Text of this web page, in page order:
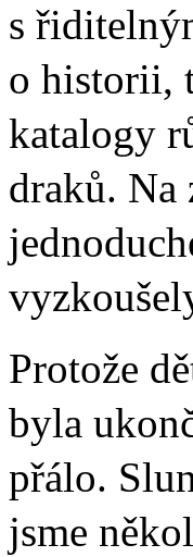
s
o historii,
katalogy
draků. Na
Protože
byla
přálo.
jsme